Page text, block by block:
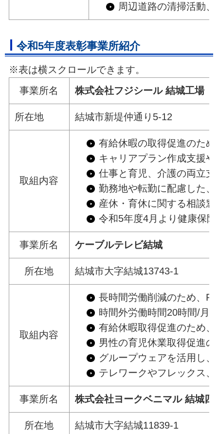
周辺道路の清掃活動
令和5年度表彰事業所紹介
※表は横スクロールできます。
事業所名
株式会社フジシール 結城工場
所在地 結城市新堤仲通り5-12
取組内容
有給休暇の取得促進のた
キャリアプラン作成支援
仕事と育児、介護の両立
勤務地や転勤に配慮した
産休・育休に関する相談
令和5年度4月より健康保
事業所名 ケーブルテレビ結城
所在地 結城市大字結城13743-1
取組内容
長時間労働削減のため、
時間外労働時間20時間/月
有給休暇取得促進のため
男性の育児休業取得促進
グループウェアを活用し
テレワークやフレックス
事業所名 株式会社ヨークベニマル 結城四
所在地 結城市大字結城11839-1